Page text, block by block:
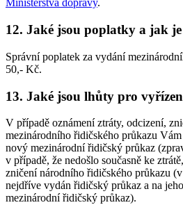
Ministerstva dopravy.
12. Jaké jsou poplatky a jak
Správní poplatek za vydání
50,- Kč.
13. Jaké jsou lhůty pro
V případě oznámení ztráty, odcizení,
mezinárodního řidičského průkazu
nový mezinárodní řidičský průkaz
v případě, že nedošlo současně ke
zničení národního řidičského průkazu
nejdříve vydán řidičský průkaz a na
mezinárodní řidičský průkaz).